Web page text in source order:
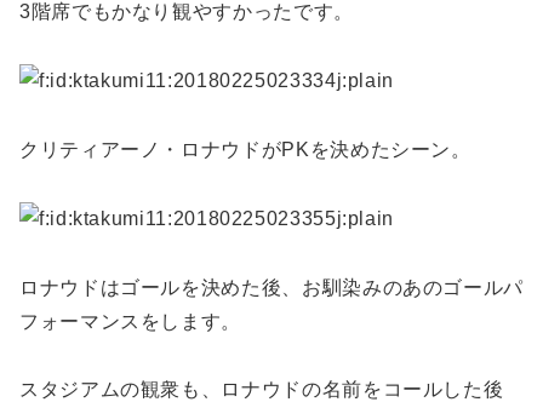
3階席でもかなり観やすかったです。
クリティアーノ・ロナウドがPKを決めたシーン。
ロナウドはゴールを決めた後、お馴染みのあのゴールパ
フォーマンスをします。
スタジアムの観衆も、ロナウドの名前をコールした後